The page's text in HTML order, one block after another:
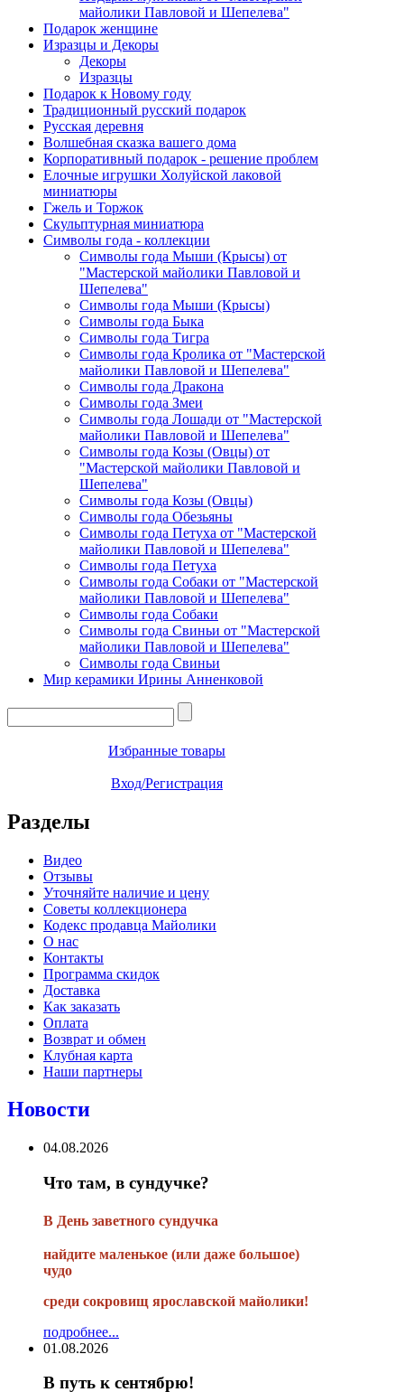
майолики Павловой и Шепелева"
Подарок женщине
Изразцы и Декоры
Декоры
Изразцы
Подарок к Новому году
Традиционный русский подарок
Русская деревня
Волшебная сказка вашего дома
Корпоративный подарок - решение проблем
Елочные игрушки Холуйской лаковой
миниатюры
Гжель и Торжок
Скульптурная миниатюра
Символы года - коллекции
Символы года Мыши (Крысы) от
"Мастерской майолики Павловой и
Шепелева"
Символы года Мыши (Крысы)
Символы года Быка
Символы года Тигра
Символы года Кролика от "Мастерской
майолики Павловой и Шепелева"
Символы года Дракона
Символы года Змеи
Символы года Лошади от "Мастерской
майолики Павловой и Шепелева"
Символы года Козы (Овцы) от
"Мастерской майолики Павловой и
Шепелева"
Символы года Козы (Овцы)
Символы года Обезьяны
Символы года Петуха от "Мастерской
майолики Павловой и Шепелева"
Символы года Петуха
Символы года Собаки от "Мастерской
майолики Павловой и Шепелева"
Символы года Собаки
Символы года Свиньи от "Мастерской
майолики Павловой и Шепелева"
Символы года Свиньи
Мир керамики Ирины Анненковой
Избранные товары
Вход/Регистрация
Разделы
Видео
Отзывы
Уточняйте наличие и цену
Советы коллекционера
Кодекс продавца Майолики
О нас
Контакты
Программа скидок
Доставка
Как заказать
Оплата
Возврат и обмен
Клубная карта
Наши партнеры
Новости
04.08.2026
Что там, в сундучке?
В День заветного сундучка
найдите маленькое (или даже большое)
чудо
среди сокровищ ярославской майолики!
подробнее...
01.08.2026
В путь к сентябрю!